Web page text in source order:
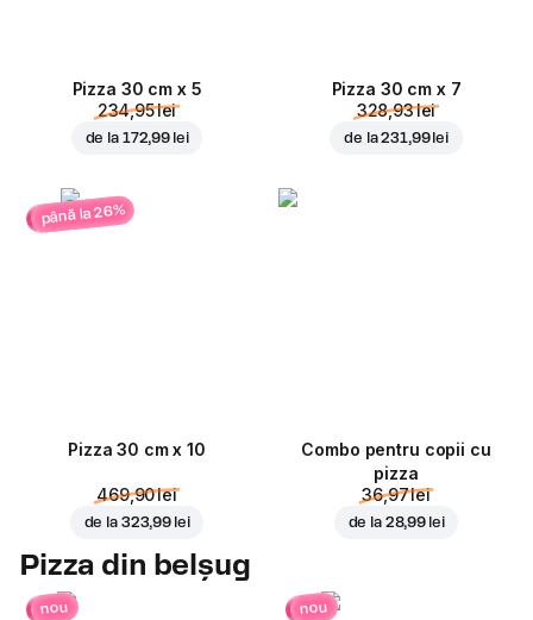
Pizza 30 cm x 5
234,95 lei
de la 172,99 lei
Pizza 30 cm x 7
328,93 lei
de la231,99 lei
până la 26%
Pizza 30 cm x 10
469,90 lei
de la 323,99 lei
Combo pentru copii cu
pizza
36,97 lei
de la 28,99 lei
Pizza din belșug
nou nou